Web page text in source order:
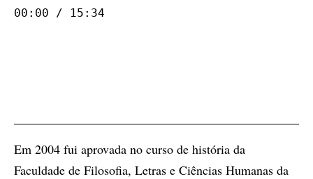
00:00 / 15:34
Em 2004 fui aprovada no curso de história da
Faculdade de Filosofia, Letras e Ciências Humanas da